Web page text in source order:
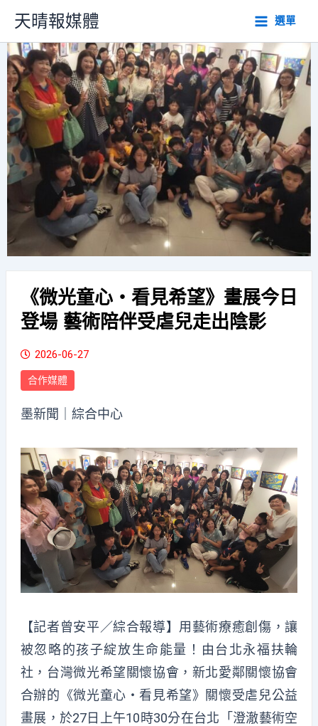
主
要
內
容
天晴報媒體 選單
《微光童心・看見希望》畫展今日
登場 藝術陪伴受虐兒走出陰影
2026-06-27
合作媒體
墨新聞 ｜綜合中心
【記者曾安平／綜合報導】用藝術療癒創傷，讓
被忽略的孩子綻放生命能量！由台北永福扶輪
社，台灣微光希望關懷協會，新北愛鄰關懷協會
合辦的《微光童心・看見希望》關懷受虐兒公益
畫展，於27日上午10時30分在台北「澄澈藝術空